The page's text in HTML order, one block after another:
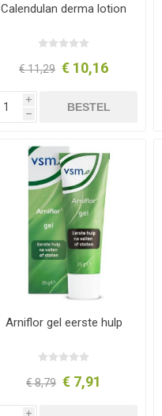
Calendulan derma lotion
€ 11,29 € 10,16
i
h
BESTEL
Arniflor gel eerste hulp
€ 8,79 € 7,91
i